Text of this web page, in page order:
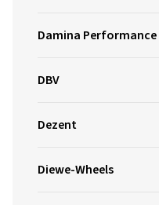
Damina Performance
DBV
Dezent
Diewe-Wheels